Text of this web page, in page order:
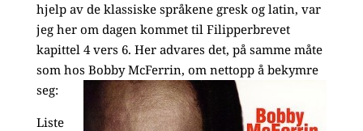
hjelp av de klassiske språkene gresk og latin, var
jeg her om dagen kommet til Filipperbrevet
kapittel 4 vers 6. Her advares det, på samme måte
som hos Bobby McFerrin, om nettopp å bekymre
seg:
Liste